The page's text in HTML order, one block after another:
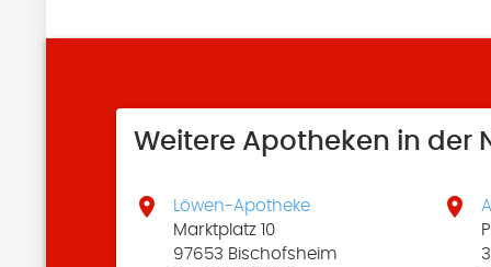
Weitere Apotheken in der

Löwen-Apotheke
Marktplatz 10
97653 Bischofsheim
